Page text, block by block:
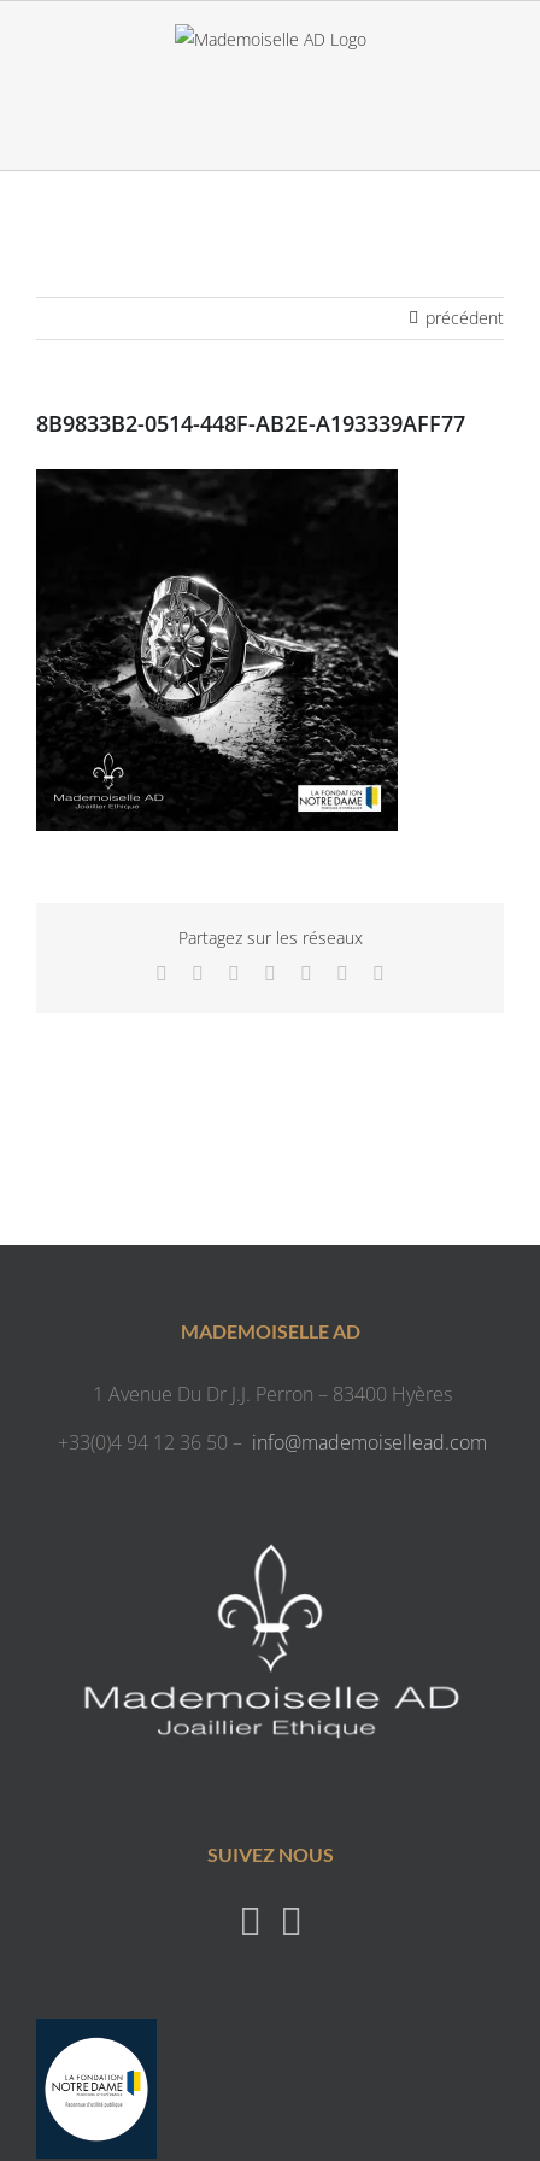
précédent
8B9833B2-0514-448F-AB2E-A193339AFF77
Partagez sur les réseaux
Facebook
TwitterLinkedInWhatsApp
TumblrPinterest
MADEMOISELLE AD
1 Avenue Du Dr J.J. Perron – 83400 Hyères
+33(0)4 94 12 36 50 – info@mademoisellead.com
SUIVEZ NOUS